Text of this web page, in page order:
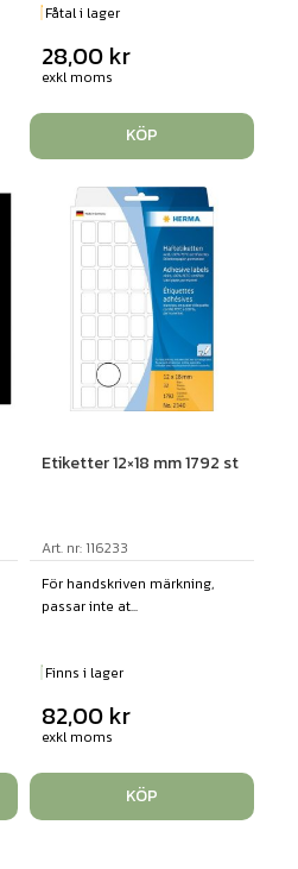
Fåtal i lager
28,00 kr
exkl moms
KÖP
Etiketter 12×18 mm 1792 st
Art. nr: 116233
För handskriven märkning,
passar inte at...
Finns i lager
82,00 kr
exkl moms
KÖP